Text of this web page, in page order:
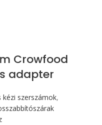
Crowfood
adapter
kézi szerszámok,